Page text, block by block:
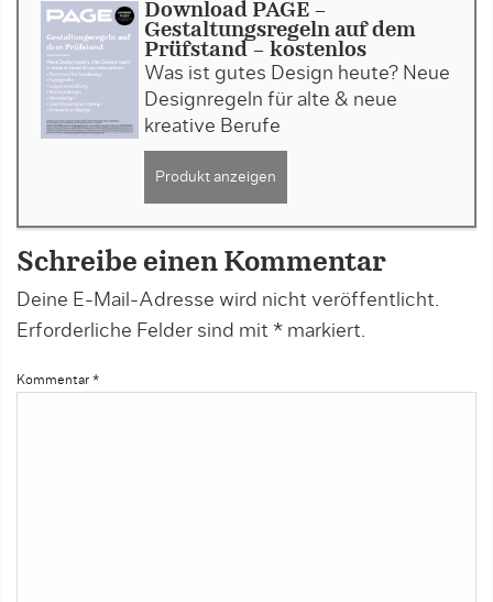
Download PAGE -
Gestaltungsregeln auf dem
Prüfstand - kostenlos
Was ist gutes Design heute? Neue
Designregeln für alte & neue
kreative Berufe
Produkt anzeigen
Schreibe einen Kommentar
Deine E-Mail-Adresse wird nicht veröffentlicht.
Erforderliche Felder sind mit * markiert.
Kommentar *